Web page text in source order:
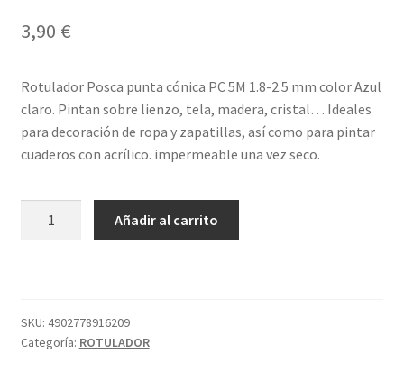
3,90 €
Rotulador Posca punta cónica PC 5M 1.8-2.5 mm color Azul
claro. Pintan sobre lienzo, tela, madera, cristal… Ideales
para decoración de ropa y zapatillas, así como para pintar
cuaderos con acrílico. impermeable una vez seco.
cantidad
Añadir al carrito
SKU: 4902778916209
Categoría: ROTULADOR